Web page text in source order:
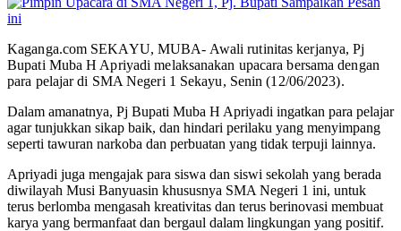
Kaganga.com SEKAYU, MUBA- Awali rutinitas kerjanya, Pj
Bupati Muba H Apriyadi melaksanakan upacara bersama dengan
para pelajar di SMA Negeri 1 Sekayu, Senin (12/06/2023).
Dalam amanatnya, Pj Bupati Muba H Apriyadi ingatkan para pelajar
agar tunjukkan sikap baik, dan hindari perilaku yang menyimpang
seperti tawuran narkoba dan perbuatan yang tidak terpuji lainnya.
Apriyadi juga mengajak para siswa dan siswi sekolah yang berada
diwilayah Musi Banyuasin khususnya SMA Negeri 1 ini, untuk
terus berlomba mengasah kreativitas dan terus berinovasi membuat
karya yang bermanfaat dan bergaul dalam lingkungan yang positif.